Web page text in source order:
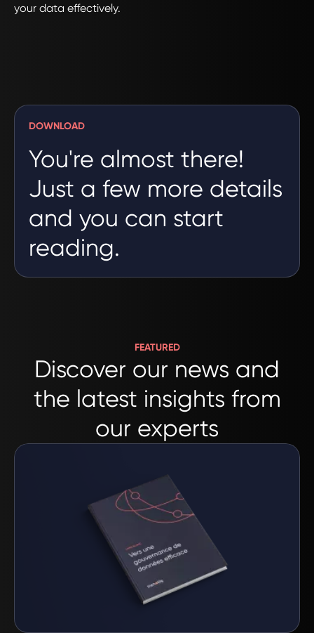
your data effectively.
DOWNLOAD
You're almost there!
Just a few more details
and you can start
reading.
FEATURED
Discover our news and
the latest insights from
our experts